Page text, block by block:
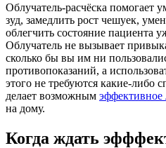
Облучатель-расчёска помогает
зуд, замедлить рост чешуек,
облегчить состояние пациента
Облучатель не вызывает
сколько бы вы им ни
противопоказаний, а
этого не требуются какие-либо
делает возможным эффективное
на дому.
Когда ждать